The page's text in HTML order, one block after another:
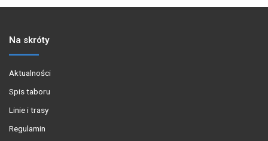
Na skróty
Aktualności
Spis taboru
Linie i trasy
Regulamin